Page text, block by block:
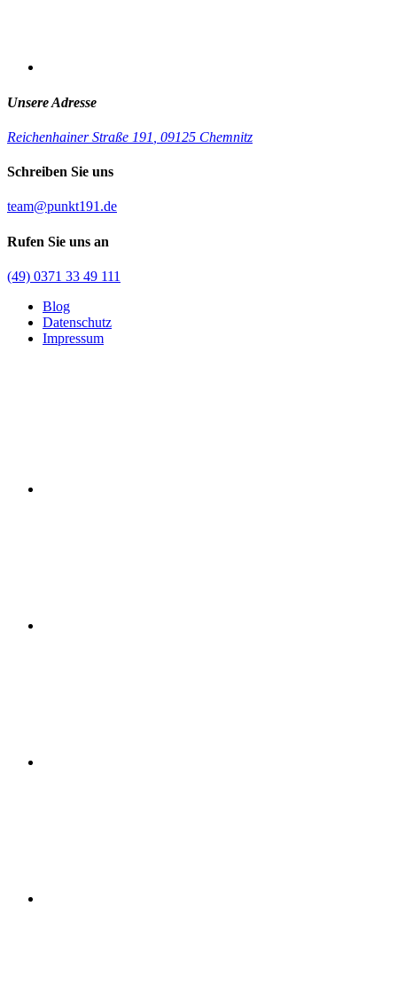
Unsere Adresse
Reichenhainer Straße 191 09125 Chemnitz
Schreiben Sie uns
team@punkt191.de
Rufen Sie uns an
(49) 0371 33 49 111
Blog
Datenschutz
Impressum